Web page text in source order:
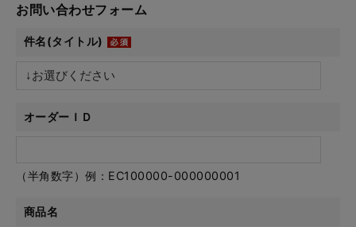
お問い合わせフォーム
件名(タイトル)
オーダーＩＤ
（半角数字）例：EC100000-000000001
商品名